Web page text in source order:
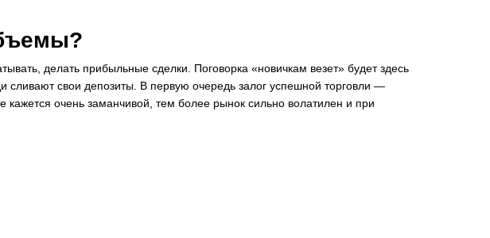
делать прибыльные сделки. Поговорка «новичкам везет» будет здесь
сливают свои депозиты. В первую очередь залог успешной торговли —
кажется очень заманчивой, тем более рынок сильно волатилен и при